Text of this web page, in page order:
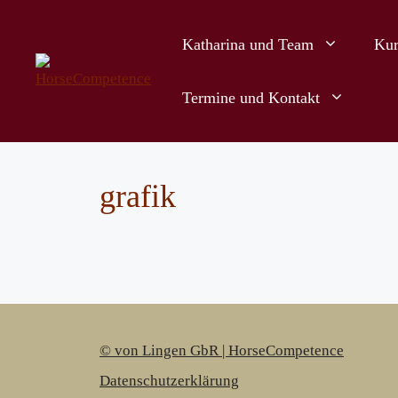
springen
Katharina und Team
Termine und Kontakt
grafik
© von Lingen GbR | HorseCompetence
Datenschutzerklärung